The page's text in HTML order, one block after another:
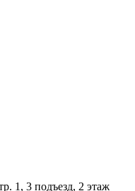
1, 3 подъезд, 2 этаж